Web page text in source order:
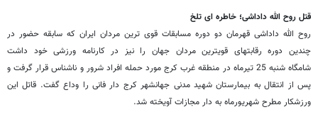
قتل روح الله داداشی؛ خاطره ای تلخ
روح الله داداشی قهرمان دو دوره مسابقات قوی ترین مردان ایران که سابقه حضور در
چندین دوره رقابتهای قویترین مردان جهان را نیز در کارنامه ورزشی خود داشت
شامگاه شنبه 25 تیرماه در منطقه غرب کرج مورد حمله افراد شرور و ناشناس قرار گرفت و
پس از انتقال به بیمارستان شهید مدنی جهانشهر کرج دار فانی را وداع گفت. قاتل این
ورزشکار مطرح شهریورماه به دار مجازات آویخته شد.